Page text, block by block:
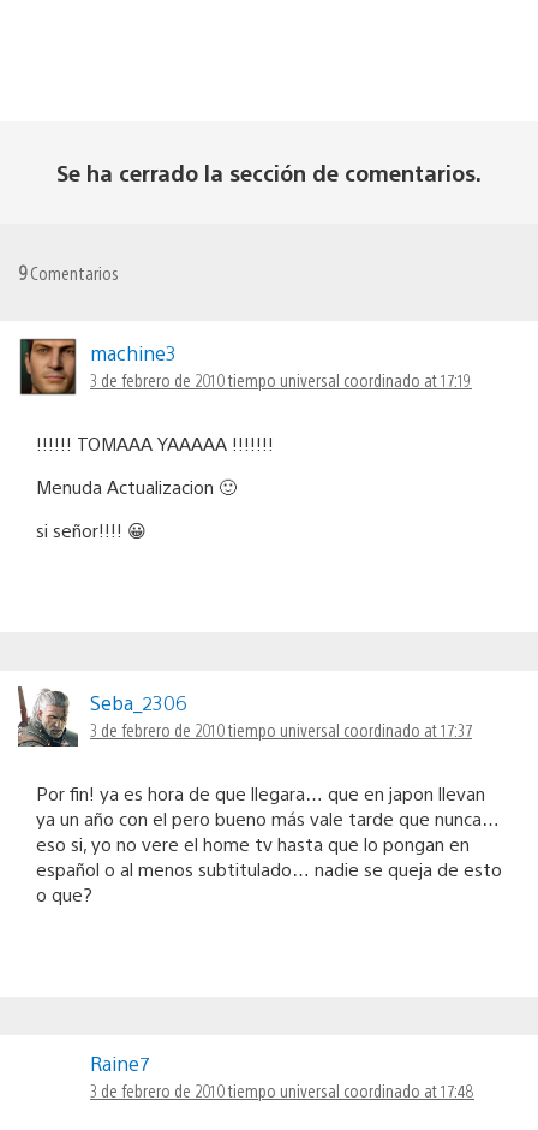
Se ha cerrado la sección de comentarios.
9Comentarios
machine3
3 de febrero de 2010 tiempo universal coordinado at 17:19
!!!!!! TOMAAA YAAAAA !!!!!!!
Menuda Actualizacion 🙂
si señor!!!! 😀
Seba_2306
3 de febrero de 2010 tiempo universal coordinado at 17:37
Por fin! ya es hora de que llegara… que en japon llevan
ya un año con el pero bueno más vale tarde que nunca…
eso si, yo no vere el home tv hasta que lo pongan en
español o al menos subtitulado… nadie se queja de esto
o que?
Raine7
3 de febrero de 2010 tiempo universal coordinado at 17:48